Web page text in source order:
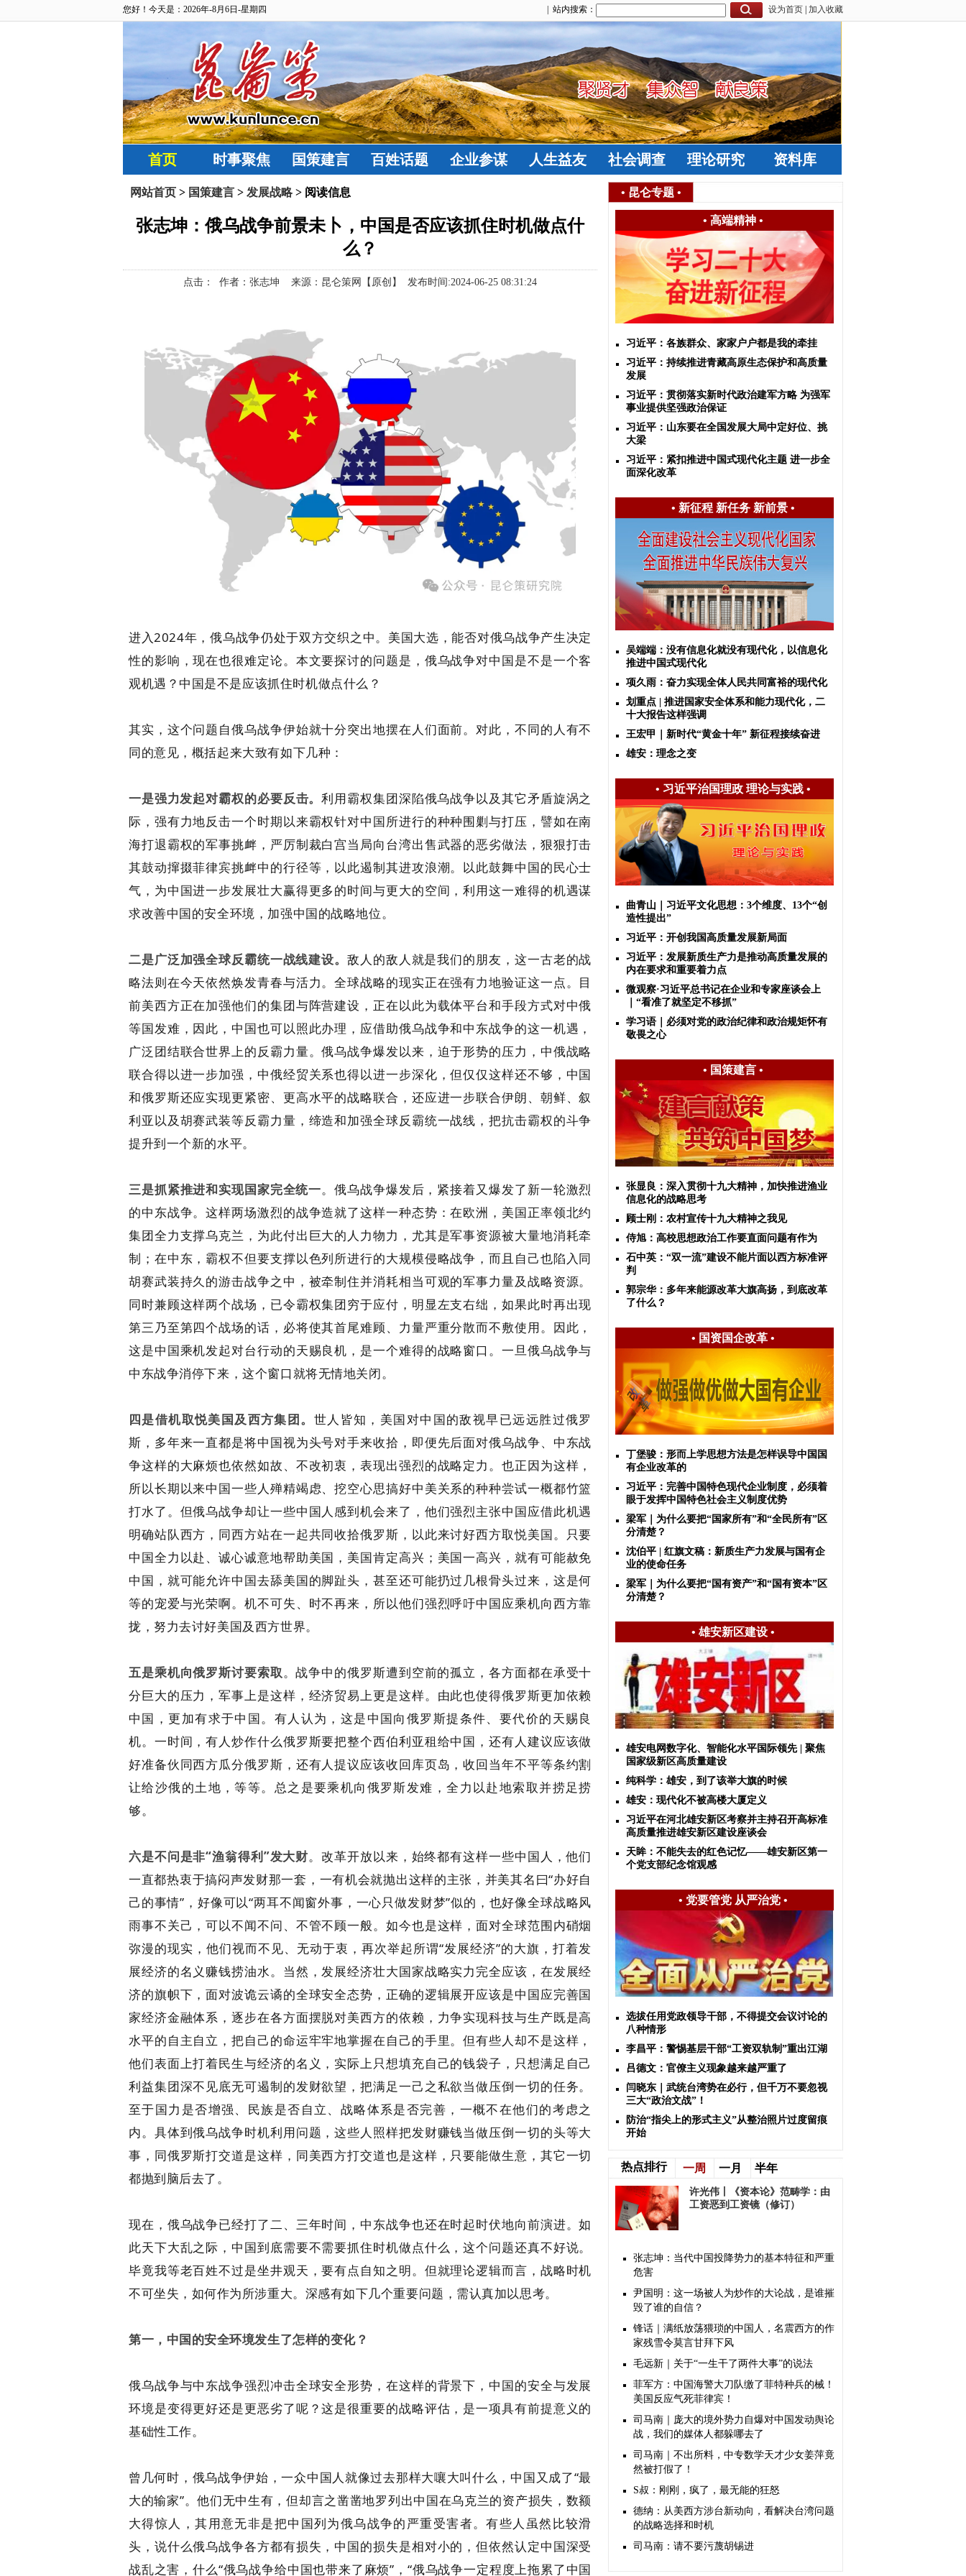
您好！今天是：2026年-8月6日-星期四 设为首页 加入收藏
| 站内搜索：
首页 时事聚焦 国策建言 百姓话题 企业参谋 人生益友 社会调查 理论研究 资料库
网站首页 > 国策建言 > 发展战略> 阅读信息
张志坤：俄乌战争前景未卜，中国是否应该抓住时机做点什
么？
点击： 作者：张志坤 来源：昆仑策网【原创】 发布时间:2024-06-25 08:31:24
进入2024年，俄乌战争仍处于双方交织之中。美国大选，能否对俄乌战争产生决定
性的影响，现在也很难定论。本文要探讨的问题是，俄乌战争对中国是不是一个客
观机遇？ 中国是不是应该抓住时机做点什么？
其实， 这个问题自俄乌战争伊始就十分突出地摆在人们面前。对此，不同的人有不
同的意见，概括起来大致有如下几种：
一是强力发起对霸权的必要反击。利用霸权集团深陷俄乌战争以及其它矛盾旋涡之
际，强有力地反击一个时期以来霸权针对中国所进行的种种围剿与打压，譬如在南
海打退霸权的军事挑衅，严厉制裁白宫当局向台湾出售武器的恶劣做法，狠狠打击
其鼓动撺掇菲律宾挑衅中的行径等，以此遏制其进攻浪潮。以此鼓舞中国的民心士
气，为中国进一步发展壮大赢得更多的时间与更大的空间，利用这一难得的机遇谋
求改善中国的安全环境，加强中国的战略地位。
二是广泛加强全球反霸统一战线建设。 敌人的敌人就是我们的朋友，这一古老的战
略法则在今天依然焕发青春与活力。全球战略的现实正在强有力地验证这一点。目
前美西方正在加强他们的集团与阵营建设，正在以此为载体平台和手段方式对中俄
等国发难，因此，中国也可以照此办理，应借助俄乌战争和中东战争的这一机遇，
广泛团结联合世界上的反霸力量。俄乌战争爆发以来，迫于形势的压力，中俄战略
联合得以进一步加强，中俄经贸关系也得以进一步深化，但仅仅这样还不够，中国
和俄罗斯还应实现更紧密、更高水平的战略联合，还应进一步联合伊朗、朝鲜、叙
利亚以及胡赛武装等反霸力量，缔造和加强全球反霸统一战线，把抗击霸权的斗争
提升到一个新的水平。
三是抓紧推进和实现国家完全统一。俄乌战争爆发后，紧接着又爆发了新一轮激烈
的中东战争。这样两场激烈的战争造就了这样一种态势：在欧洲，美国正率领北约
集团全力支撑乌克兰，为此付出巨大的人力物力，尤其是军事资源被大量地消耗牵
制；在中东，霸权不但要支撑以色列所进行的大规模侵略战争，而且自己也陷入同
胡赛武装持久的游击战争之中，被牵制住并消耗相当可观的军事力量及战略资源。
同时兼顾这样两个战场，已令霸权集团穷于应付，明显左支右绌，如果此时再出现
第三乃至第四个战场的话，必将使其首尾难顾、力量严重分散而不敷使用。因此，
这是中国乘机发起对台行动的天赐良机，是一个难得的战略窗口。一旦俄乌战争与
中东战争消停下来，这个窗口就将无情地关闭。
四是借机取悦美国及西方集团。 世人皆知，美国对中国的敌视早已远远胜过俄罗
斯，多年来一直都是将中国视为头号对手来收拾，即便先后面对俄乌战争、中东战
争这样的大麻烦也依然如故、不改初衷，表现出强烈的战略定力。也正因为这样，
所以长期以来中国一些人殚精竭虑、挖空心思搞好中美关系的种种尝试一概都竹篮
打水了。但俄乌战争却让一些中国人感到机会来了，他们强烈主张中国应借此机遇
明确站队西方，同西方站在一起共同收拾俄罗斯，以此来讨好西方取悦美国。只要
中国全力以赴、诚心诚意地帮助美国，美国肯定高兴；美国一高兴，就有可能赦免
中国，就可能允许中国去舔美国的脚趾头，甚至还可能扔过几根骨头过来，这是何
等的宠爱与光荣啊。机不可失、时不再来，所以他们强烈呼吁中国应乘机向西方靠
拢，努力去讨好美国及西方世界。
五是乘机向俄罗斯讨要索取。战争中的俄罗斯遭到空前的孤立，各方面都在承受十
分巨大的压力，军事上是这样，经济贸易上更是这样。由此也使得俄罗斯更加依赖
中国，更加有求于中国。有人认为，这是中国向俄罗斯提条件、要代价的天赐良
机。一时间，有人炒作什么俄罗斯要把整个西伯利亚租给中国，还有人建议应该做
好准备伙同西方瓜分俄罗斯，还有人提议应该收回库页岛，收回当年不平等条约割
让给沙俄的土地，等等。总之是要乘机向俄罗斯发难，全力以赴地索取并捞足捞
够。
六是不问是非“渔翁得利”发大财。改革开放以来，始终都有这样一些中国人，他们
一直都热衷于搞闷声发财那一套，一有机会就抛出这样的主张，并美其名曰“办好自
己的事情”，好像可以“两耳不闻窗外事，一心只做发财梦”似的，也好像全球战略风
雨事不关己，可以不闻不问、不管不顾一般。如今也是这样，面对全球范围内硝烟
弥漫的现实，他们视而不见、无动于衷，再次举起所谓“发展经济”的大旗，打着发
展经济的名义赚钱捞油水。当然，发展经济壮大国家战略实力完全应该，在发展经
济的旗帜下，面对波诡云谲的全球安全态势，正确的逻辑展开应该是中国应完善国
家经济金融体系，逐步在各方面摆脱对美西方的依赖，力争实现科技与生产既是高
水平的自主自立，把自己的命运牢牢地掌握在自己的手里。但有些人却不是这样，
他们表面上打着民生与经济的名义，实际上只想填充自己的钱袋子，只想满足自己
利益集团深不见底无可遏制的发财欲望，把满足一己之私欲当做压倒一切的任务。
至于国力是否增强、民族是否自立、战略体系是否完善，一概不在他们的考虑之
内。具体到俄乌战争时机利用问题，这些人照样把发财赚钱当做压倒一切的头等大
事，同俄罗斯打交道是这样，同美西方打交道也是这样，只要能做生意，其它一切
都抛到脑后去了。
现在，俄乌战争已经打了二、三年时间，中东战争也还在时起时伏地向前演进。如
此天下大乱之际，中国到底需要不需要抓住时机做点什么，这个问题还真不好说。
毕竟我等老百姓不过是坐井观天，要有点自知之明。但就理论逻辑而言，战略时机
不可坐失，如何作为所涉重大。深感有如下几个重要问题， 需认真加以思考。
第一，中国的安全环境发生了怎样的变化？
俄乌战争与中东战争强烈冲击全球安全形势，在这样的背景下，中国的安全与发展
环境是变得更好还是更恶劣了呢？这是很重要的战略评估，是一项具有前提意义的
基础性工作。
曾几何时，俄乌战争伊始，一众中国人就像过去那样大嚷大叫什么，中国又成了“最
大的输家”。他们无中生有，但却言之凿凿地罗列出中国在乌克兰的资产损失，数额
大得惊人，其用意无非是把中国列为俄乌战争的严重受害者。有些人虽然比较滑
头，说什么俄乌战争各方都有损失，中国的损失是相对小的，但依然认定中国深受
战乱之害，什么“俄乌战争给中国也带来了麻烦”，“俄乌战争一定程度上拖累了中国
• 昆仑专题 •
• 高端精神•
习近平：各族群众、家家户户都是我的牵挂
习近平：持续推进青藏高原生态保护和高质量
发展
习近平：​贯彻落实新时代政治建军方略 为强军
事业提供坚强政治保证
习近平：山东要在全国发展大局中定好位、挑
大梁
习近平：紧扣推进中国式现代化主题 进一步全
面深化改革
• 新征程 新任务 新前景•
吴端端：没有信息化就没有现代化，以信息化
推进中国式现代化
项久雨：奋力实现全体人民共同富裕的现代化
划重点 | 推进国家安全体系和能力现代化，二
十大报告这样强调
王宏甲｜新时代“黄金十年” 新征程接续奋进
雄安：理念之变
• 习近平治国理政 理论与实践•
曲青山｜习近平文化思想：3个维度、13个“创
造性提出”
习近平：开创我国高质量发展新局面
习近平：发展新质生产力是推动高质量发展的
内在要求和重要着力点
微观察·习近平总书记在企业和专家座谈会上
｜“看准了就坚定不移抓”
学习语｜必须对党的政治纪律和政治规矩怀有
敬畏之心
• 国策建言•
张显良：深入贯彻十九大精神，加快推进渔业
信息化的战略思考
顾士刚：农村宣传十九大精神之我见
侍旭：高校思想政治工作要直面问题有作为
石中英：“双一流”建设不能片面以西方标准评
判
郭宗华：多年来能源改革大旗高扬，到底改革
了什么？
• 国资国企改革•
丁堡骏：形而上学思想方法是怎样误导中国国
有企业改革的
习近平：完善中国特色现代企业制度，必须着
眼于发挥中国特色社会主义制度优势
梁军｜为什么要把“国家所有”和“全民所有”区
分清楚？
沈伯平 | 红旗文稿：新质生产力发展与国有企
业的使命任务
梁军｜为什么要把“国有资产”和“国有资本”区
分清楚？
• 雄安新区建设•
雄安电网数字化、智能化水平国际领先 | 聚焦
国家级新区高质量建设
纯科学：雄安，到了该举大旗的时候
雄安：现代化不被高楼大厦定义
习近平在河北雄安新区考察并主持召开高标准
高质量推进雄安新区建设座谈会
天眸：不能失去的红色记忆——雄安新区第一
个党支部纪念馆观感
• 党要管党 从严治党•
选拔任用党政领导干部，不得提交会议讨论的
八种情形
李昌平：警惕基层干部“工资双轨制”重出江湖
吕德文：官僚主义现象越来越严重了
闫晓东｜武统台湾势在必行，但千万不要忽视
三大“政治文战”！
防治“指尖上的形式主义”从整治照片过度留痕
开始
热点排行 一周 一月 半年
许光伟丨《资本论》范畴学：由
工资恶到工资镜（修订）
张志坤：当代中国投降势力的基本特征和严重
危害
尹国明：这一场被人为炒作的大论战，是谁摧
毁了谁的自信？
锋话｜满纸放荡猥琐的中国人，名震西方的作
家残雪令莫言甘拜下风
毛远新｜关于“一生干了两件大事”的说法
菲军方：中国海警大刀队缴了菲特种兵的械！
美国反应气死菲律宾！
司马南｜庞大的境外势力自爆对中国发动舆论
战，我们的媒体人都躲哪去了
司马南｜不出所料，中专数学天才少女姜萍竟
然被打假了！
S叔：刚刚，疯了，最无能的狂怒
德纳：从美西方涉台新动向，看解决台湾问题
的战略选择和时机
司马南：请不要污蔑胡锡进